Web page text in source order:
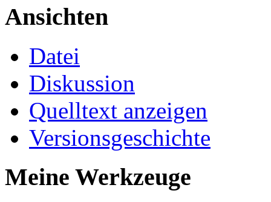
Ansichten
Datei
Diskussion
Quelltext anzeigen
Versionsgeschichte
Meine Werkzeuge